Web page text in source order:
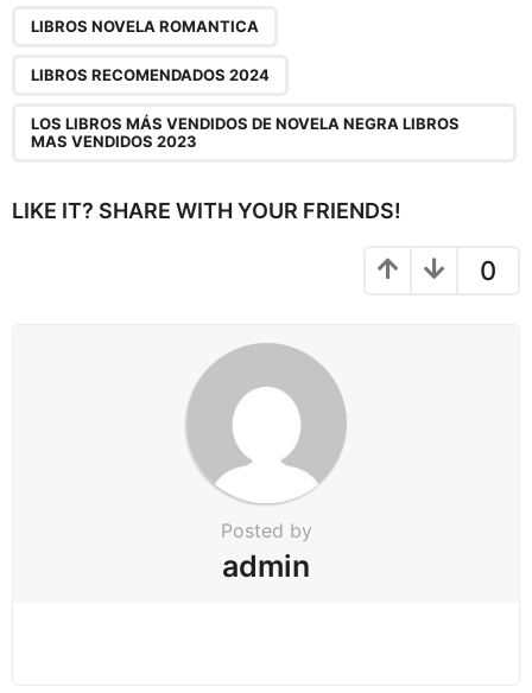
LIBROS NOVELA ROMANTICA
LIBROS RECOMENDADOS 2024
LOS LIBROS MÁS VENDIDOS DE NOVELA NEGRA LIBROS
MAS VENDIDOS 2023
LIKE IT? SHARE WITH YOUR FRIENDS!
0
Posted by
admin